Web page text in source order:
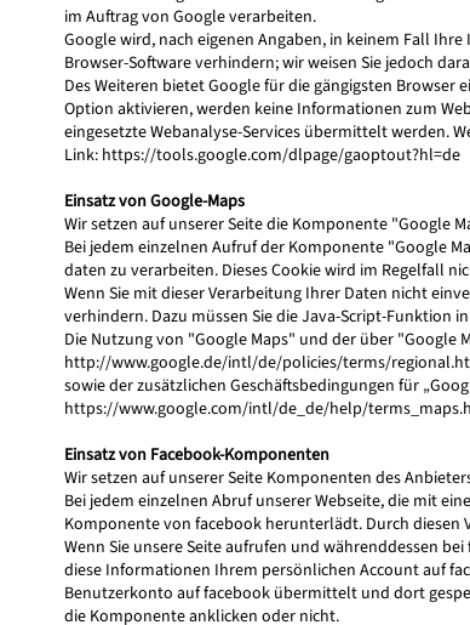
im Auftrag von Google verarbeiten.
Google wird, nach eigenen Angaben, in keinem Fall
Browser-Software verhindern; wir weisen Sie jedoch
Des Weiteren bietet Google für die gängigsten
Option aktivieren, werden keine Informationen zum
eingesetzte Webanalyse-Services übermittelt werden.
Link: https://tools.google.com/dlpage/gaoptout?hl=de
Einsatz von Google-Maps
Wir setzen auf unserer Seite die Komponente "Google
Bei jedem einzelnen Aufruf der Komponente "Google
daten zu verarbeiten. Dieses Cookie wird im Regelfall
Wenn Sie mit dieser Verarbeitung Ihrer Daten nicht
verhindern. Dazu müssen Sie die Java-Script-Funktion
Die Nutzung von "Google Maps" und der über
http://www.google.de/intl/de/policies/terms/
sowie der zusätzlichen Geschäftsbedingungen für
https://www.google.com/intl/de_de/help/
Einsatz von Facebook-Komponenten
Wir setzen auf unserer Seite Komponenten des
Bei jedem einzelnen Abruf unserer Webseite, die mit
Komponente von facebook herunterlädt. Durch diesen
Wenn Sie unsere Seite aufrufen und währenddessen
diese Informationen Ihrem persönlichen Account auf
Benutzerkonto auf facebook übermittelt und dort
die Komponente anklicken oder nicht.